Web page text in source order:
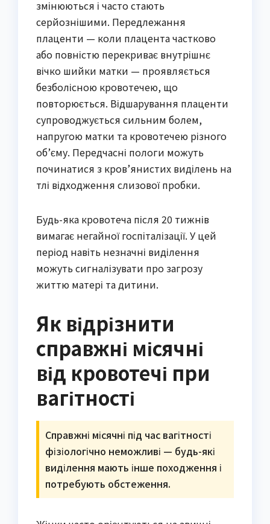
змінюються і часто стають
серйознішими. Передлежання
плаценти — коли плацента частково
або повністю перекриває внутрішнє
вічко шийки матки — проявляється
безболісною кровотечею, що
повторюється. Відшарування плаценти
супроводжується сильним болем,
напругою матки та кровотечею різного
об’єму. Передчасні пологи можуть
починатися з кров’янистих виділень на
тлі відходження слизової пробки.
Будь-яка кровотеча після 20 тижнів
вимагає негайної госпіталізації. У цей
період навіть незначні виділення
можуть сигналізувати про загрозу
життю матері та дитини.
Як відрізнити
справжні місячні
від кровотечі при
вагітності
Справжні місячні під час вагітності
фізіологічно неможливі — будь-які
виділення мають інше походження і
потребують обстеження.